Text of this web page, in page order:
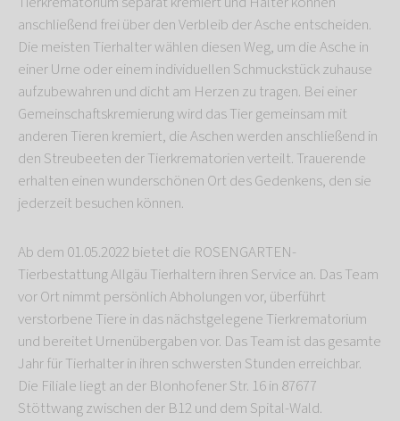
anschließend frei über den Verbleib der Asche entscheiden.
Die meisten Tierhalter wählen diesen Weg, um die Asche in
einer Urne oder einem individuellen Schmuckstück zuhause
aufzubewahren und dicht am Herzen zu tragen. Bei einer
Gemeinschaftskremierung wird das Tier gemeinsam mit
anderen Tieren kremiert, die Aschen werden anschließend in
den Streubeeten der Tierkrematorien verteilt. Trauerende
erhalten einen wunderschönen Ort des Gedenkens, den sie
jederzeit besuchen können.
Ab dem 01.05.2022 bietet die ROSENGARTEN-
Tierbestattung Allgäu Tierhaltern ihren Service an. Das Team
vor Ort nimmt persönlich Abholungen vor, überführt
verstorbene Tiere in das nächstgelegene Tierkrematorium
und bereitet Urnenübergaben vor. Das Team ist das gesamte
Jahr für Tierhalter in ihren schwersten Stunden erreichbar.
Die Filiale liegt an der Blonhofener Str. 16 in 87677
Stöttwang zwischen der B12 und dem Spital-Wald.